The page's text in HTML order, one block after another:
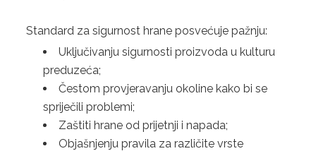
Standard za sigurnost hrane posvećuje pažnju:
Uključivanju sigurnosti proizvoda u kulturu
preduzeća;
Čestom provjeravanju okoline kako bi se
spriječili problemi;
Zaštiti hrane od prijetnji i napada;
Objašnjenju pravila za različite vrste
4. ISO 22000:2018
5. HACCP
KONTAKT
ZAHTJEV ZA PONUDU